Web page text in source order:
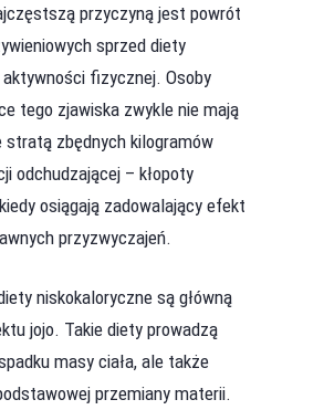
przyczyną jest powrót
sprzed diety
fizycznej. Osoby
tego zjawiska zwykle nie mają
stratą zbędnych kilogramów
odchudzającej – kłopoty
osiągają zadowalający efekt
przyzwyczajeń.
niskokaloryczne są główną
jojo. Takie diety prowadzą
masy ciała, ale także
przemiany materii.